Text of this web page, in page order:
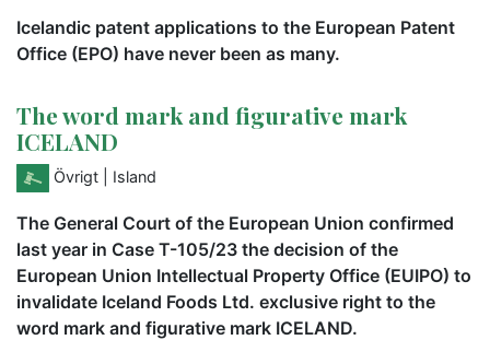
Icelandic patent applications to the European Patent
Office (EPO) have never been as many.
The word mark and figurative mark
ICELAND
Övrigt | Island
The General Court of the European Union confirmed
last year in Case T-105/23 the decision of the
European Union Intellectual Property Office (EUIPO) to
invalidate Iceland Foods Ltd. exclusive right to the
word mark and figurative mark ICELAND.